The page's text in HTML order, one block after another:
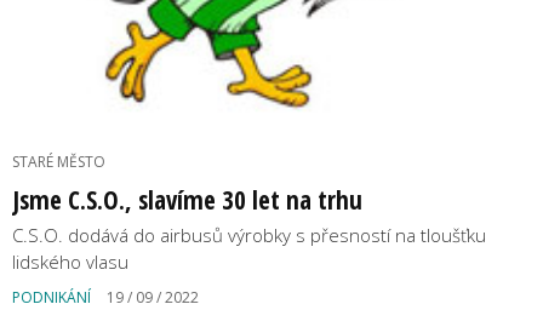
STARÉ MĚSTO
Jsme C.S.O., slavíme 30 let na trhu
C.S.O. dodává do airbusů výrobky s přesností na tloušťku
lidského vlasu
PODNIKÁNÍ 19 / 09 / 2022